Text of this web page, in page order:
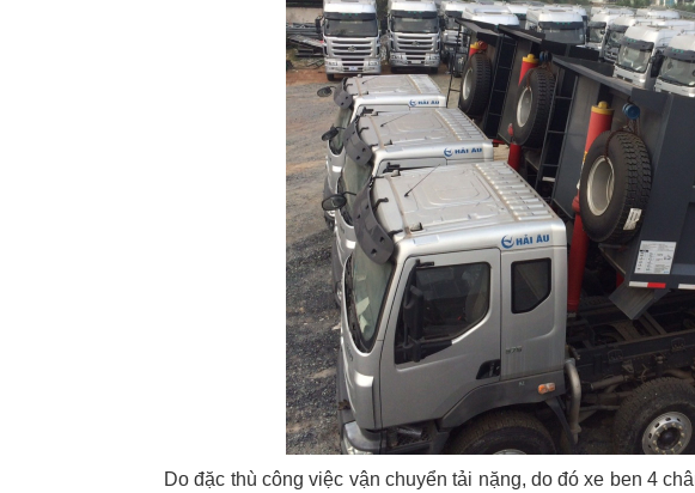
Do đặc thù công việc vận chuyển tải nặng, do đó xe ben 4